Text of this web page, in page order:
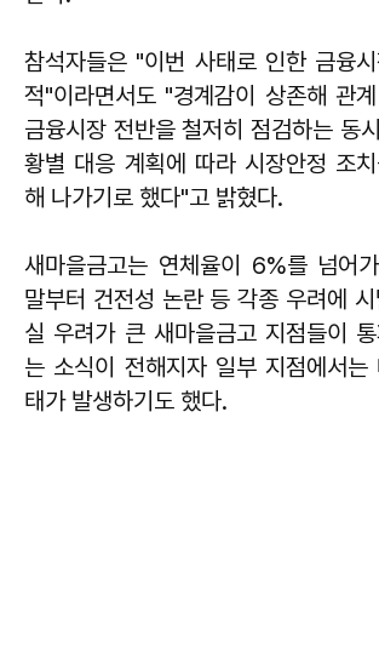
참석자들은 "이번 사태로 인한 금융
적"이라면서도 "경계감이 상존해 관
금융시장 전반을 철저히 점검하는 동
황별 대응 계획에 따라 시장안정 조
해 나가기로 했다"고 밝혔다.
새마을금고는 연체율이 6%를 넘어
말부터 건전성 논란 등 각종 우려에
실 우려가 큰 새마을금고 지점들이
는 소식이 전해지자 일부 지점에서
태가 발생하기도 했다.